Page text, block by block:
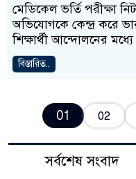
মেডিকেল ভর্তি পরীক্ষা
অভিযোগকে কেন্দ্র করে
শিক্ষার্থী আন্দোলনের
বিস্তারিত..
01 02
সর্বশেষ সংবাদ